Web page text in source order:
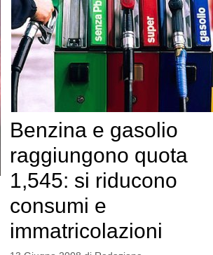
Benzina e gasolio
raggiungono quota
1,545: si riducono
consumi e
immatricolazioni